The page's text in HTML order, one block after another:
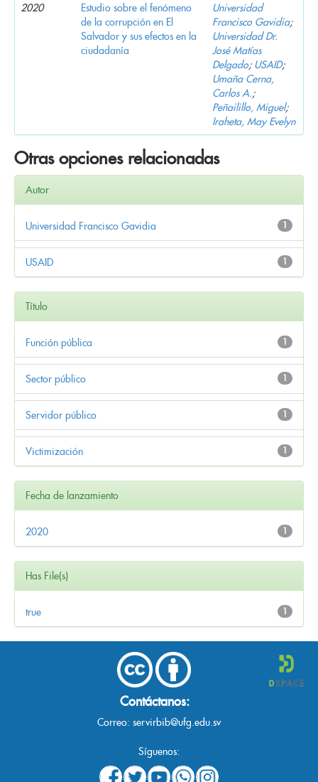
2020
Estudio sobre el fenómeno
de la corrupción en El
Salvador y sus efectos en la
ciudadanía
Universidad
Francisco Gavidia;
Universidad Dr.
José Matías
Delgado; USAID;
Umaña Cerna,
Carlos A.;
Peñailillo, Miguel;
Iraheta, May Evelyn
Otras opciones relacionadas
Autor
1
Universidad Francisco Gavidia
1
USAID
Título
1
Función pública
1
Sector público
1
Servidor público
1
Victimización
Fecha de lanzamiento
1
2020
Has File(s)
1
true
Contáctanos:
Correo: servirbib@ufg.edu.sv
Síguenos: